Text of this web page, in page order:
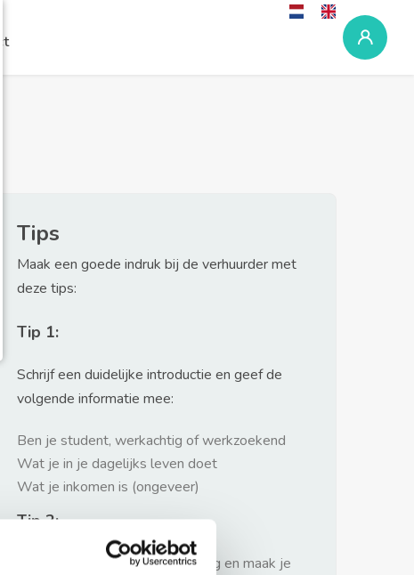
Tips
Maak een goede indruk bij de verhuurder met
deze tips:
Tip 1:
Schrijf een duidelijke introductie en geef de
volgende informatie mee:
Ben je student, werkachtig of werkzoekend
Wat je in je dagelijks leven doet
Wat je inkomen is (ongeveer)
Tip 2:
Wees beleefd, niet te langdradig en maak je